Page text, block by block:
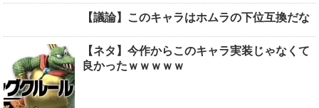
【議論】このキャラはホムラの下位互換だな
【ネタ】今作からこのキャラ実装じゃなくて
良かったｗｗｗｗｗ